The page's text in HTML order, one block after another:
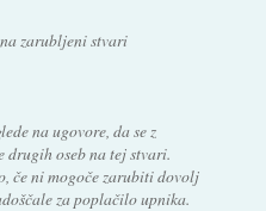
zarubljeni stvari
na ugovore, da se z
drugih oseb na tej stvari.
če ni mogoče zarubiti dovolj
za poplačilo upnika.